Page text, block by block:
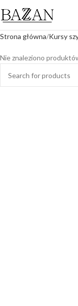
Strona główna Kursy
Nie znaleziono